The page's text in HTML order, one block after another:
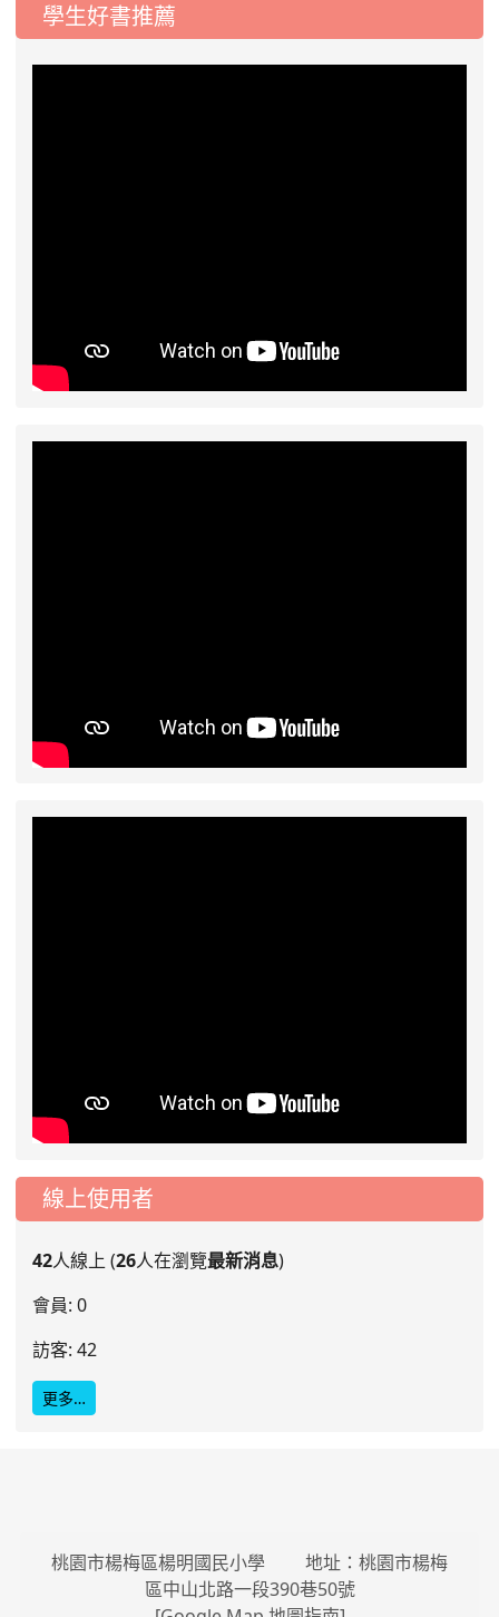
學生好書推薦
線上使用者
42人線上 (26人在瀏覽最新消息)
會員: 0
訪客: 42
更多…
桃園市楊梅區楊明國民小學 地址：桃園市楊梅
區中山北路一段390巷50號